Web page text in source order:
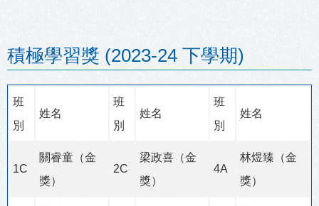
積極學習獎 (2023-24 下學期)
班
別
姓名
班
別
姓名
班
別
姓名
1C
關睿童（金
獎）
2C
梁政喜（金
獎）
4A
林煜臻（金
獎）